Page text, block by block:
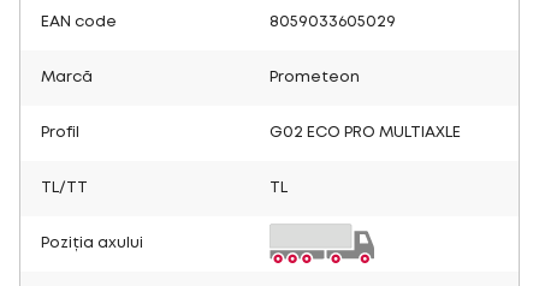
EAN code 8059033605029
Marcă Prometeon
Profil G02 ECO PRO MULTIAXLE
TL/TT
Poziția axului